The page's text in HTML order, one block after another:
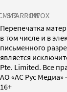
SPARROWINFOX
Перепечатка
в том числе и в
письменного
является
Pte. Limited. Все
AO «АС Рус Медиа» ·
16+